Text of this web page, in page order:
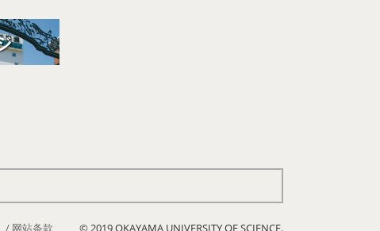
网站条款 © 2019 OKAYAMA UNIVERSITY OF SCIENCE.